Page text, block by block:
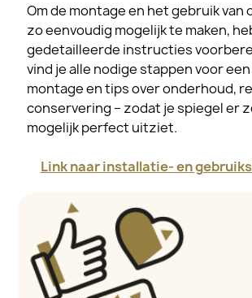
Om de montage en het gebruik van
zo eenvoudig mogelijk te maken,
gedetailleerde instructies
vind je alle nodige stappen voor
montage en tips over onderhoud,
conservering – zodat je spiegel er
mogelijk perfect uitziet.
Link naar installatie- en